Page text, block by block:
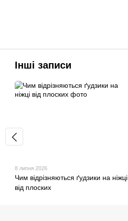
Інші записи
8 липня 2026
Чим відрізняються ґудзики на ніжці
від плоских